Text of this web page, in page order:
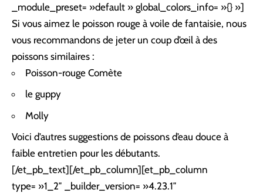
_module_preset= »default » global_colors_info= »{} »]
Si vous aimez le poisson rouge à voile de fantaisie, nous
vous recommandons de jeter un coup d’œil à des
poissons similaires :
Poisson-rouge Comète
le guppy
Molly
Voici d’autres suggestions de poissons d’eau douce à
faible entretien pour les débutants.
[/et_pb_text][/et_pb_column][et_pb_column
type= »1_2″ _builder_version= »4.23.1″